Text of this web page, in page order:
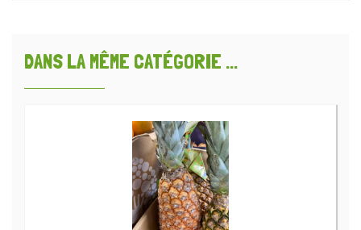
DANS LA MÊME CATÉGORIE ...